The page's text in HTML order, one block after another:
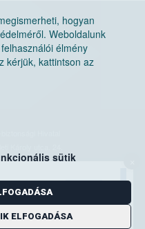
hogyan
Weboldalunk
élmény
kérjük, kattintson az
sütik
ELFOGADÁSA
Hivatal
Pf. 30.
263-244
9000